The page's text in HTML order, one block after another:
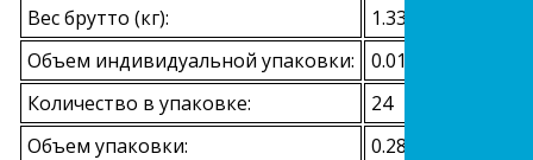
Вес брутто (кг):
1.333
Объем индивидуальной упаковки:
0.011958
Количество в упаковке:
24
Объем упаковки:
0.284012